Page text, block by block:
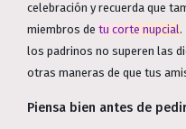
celebración y recuerda que
miembros de tu corte nupcial.
los padrinos no superen las
otras maneras de que tus
Piensa bien antes de